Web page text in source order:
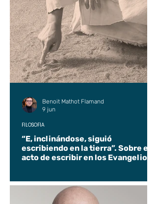
“E, inclinándose, siguió
escribiendo en la tierra”. Sobre el
acto de escribir en los Evangelios.
FILOSOFÍA
Benoit Mathot Flamand
9 jun